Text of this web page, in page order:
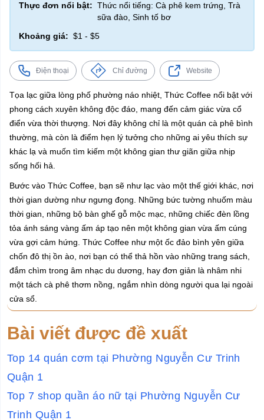
Thực đơn nổi bật: Thức nổi tiếng: Cà phê kem trứng, Trà
sữa đào, Sinh tố bơ
Khoảng giá: $1 - $5
Điện thoại Chỉ đường Website
Tọa lạc giữa lòng phố phường náo nhiệt, Thức Coffee nổi bật với
phong cách xuyên không độc đáo, mang đến cảm giác vừa cổ
điển vừa thời thượng. Nơi đây không chỉ là một quán cà phê bình
thường, mà còn là điểm hẹn lý tưởng cho những ai yêu thích sự
khác lạ và muốn tìm kiếm một không gian thư giãn giữa nhịp
sống hối hả.
Bước vào Thức Coffee, bạn sẽ như lạc vào một thế giới khác, nơi
thời gian dường như ngưng đọng. Những bức tường nhuốm màu
thời gian, những bộ bàn ghế gỗ mộc mạc, những chiếc đèn lồng
tỏa ánh sáng vàng ấm áp tạo nên một không gian vừa ấm cúng
vừa gợi cảm hứng. Thức Coffee như một ốc đảo bình yên giữa
chốn đô thị ồn ào, nơi bạn có thể thả hồn vào những trang sách,
đắm chìm trong âm nhạc du dương, hay đơn giản là nhâm nhi
một tách cà phê thơm nồng, ngắm nhìn dòng người qua lại ngoài
cửa sổ.
Bài viết được đề xuất
Top 14 quán cơm tại Phường Nguyễn Cư Trinh
Quận 1
Top 7 shop quần áo nữ tại Phường Nguyễn Cư
Trinh Quận 1